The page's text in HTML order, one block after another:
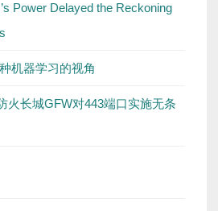
Power Delayed the Reckoning
机器学习的视角
火长城GFW对443端口实施无条